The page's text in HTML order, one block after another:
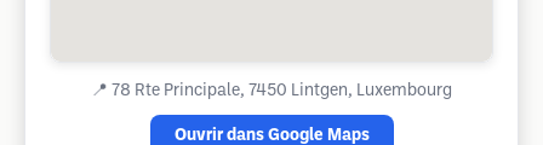
📍 78 Rte Principale, 7450 Lintgen, Luxembourg
Ouvrir dans Google Maps